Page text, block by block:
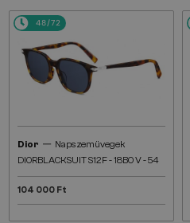
48/72
Dior — Napszemüvegek
DIORBLACKSUIT S12F - 18B0 V - 54
104 000 Ft